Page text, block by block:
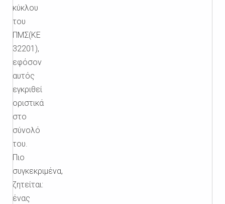
κύκλου
του
ΠΜΣ(ΚΕ
32201),
εφόσον
αυτός
εγκριθεί
οριστικά
στο
σύνολό
του.
Πιο
συγκεκριμένα,
ζητείται:
ένας